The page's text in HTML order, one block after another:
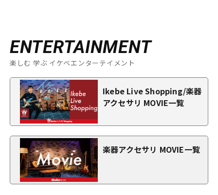
ENTERTAINMENT
楽しむ 学ぶ イケベエンターテイメント
Ikebe Live Shopping/楽器
アクセサリ MOVIE一覧
楽器アクセサリ MOVIE一覧